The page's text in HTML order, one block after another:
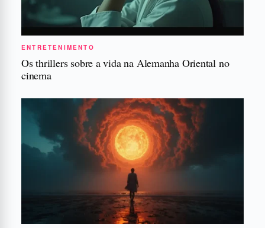
ENTRETENIMENTO
Os thrillers sobre a vida na Alemanha Oriental no
cinema